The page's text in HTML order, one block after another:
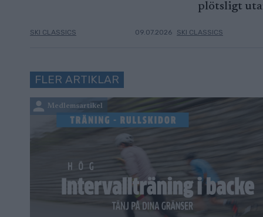
SKI CLASSICS 09.07.2026
plötsligt
SKI CLASSICS
FLER ARTIKLAR
Medlemsartikel